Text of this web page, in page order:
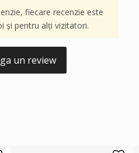
fiecare recenzie este
și pentru alți vizitatori.
un review